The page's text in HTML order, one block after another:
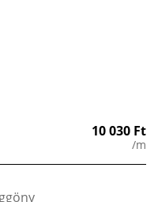
10 030 Ft
/m